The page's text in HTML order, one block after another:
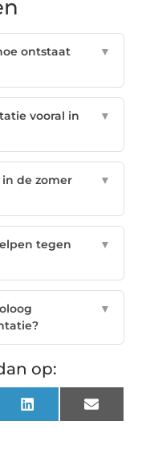
ontstaat
▼
vooral in
▼
de zomer
▼
tegen
▼
▼
op:
LinkedIn Email